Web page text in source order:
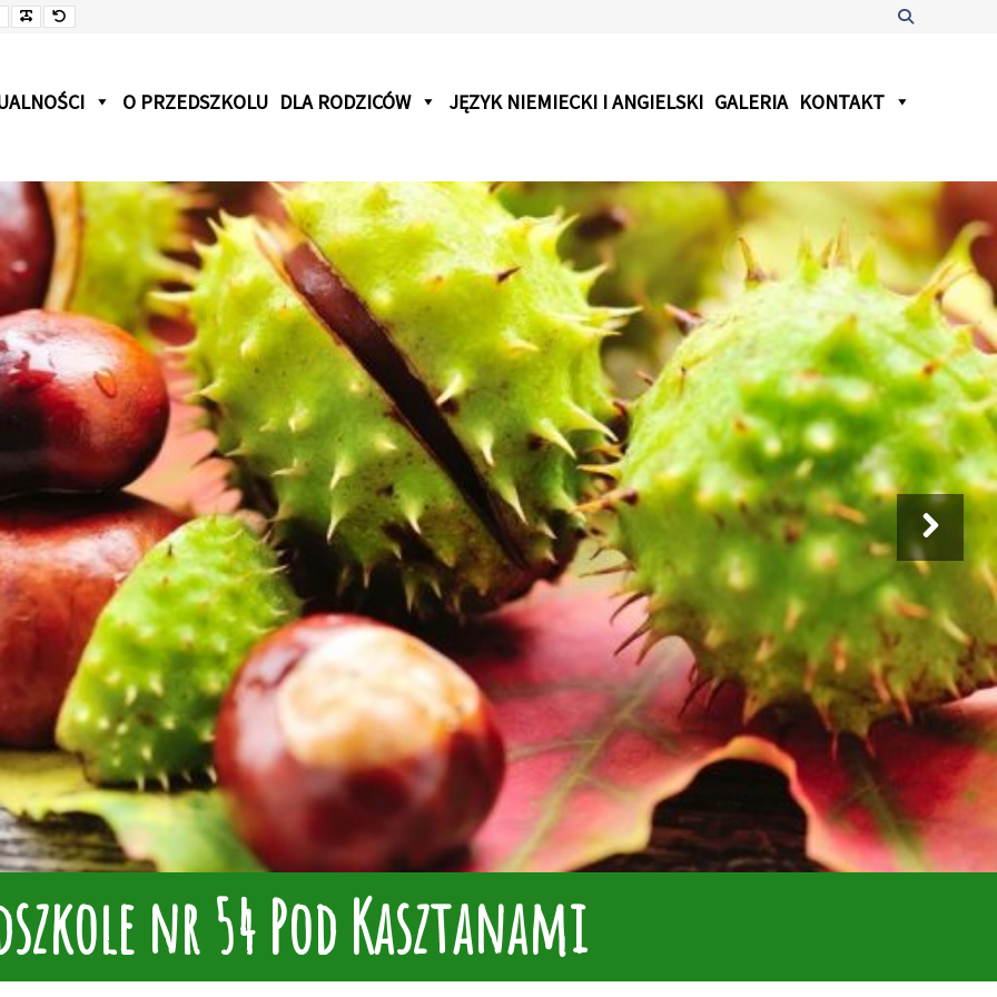
czcionka
CzcionkaCzcionkaCzcionka
O PRZEDSZKOLU DLA RODZICÓW JĘZYK NIEMIECKI I ANGIELSKI GALERIA KONTAKT
nr 54 Pod Kasztanami